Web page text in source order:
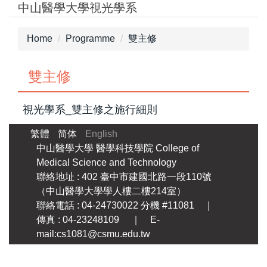
Jump中山醫學大學視光學系
Home Programme 雙主修
雙主修
視光學系_雙主修之施行細則
繁體 简体
English
中山醫學大學 醫學科技學院 College of
Medical Science and Technology
聯絡地址 : 402 臺中市建國北路一段110號
（中山醫學大學學人樓二樓214室）
聯絡電話 : 04-24730022 分機 #11081 ｜
傳真 : 04-23248109 ｜ E-
mail:cs1081@csmu.edu.tw